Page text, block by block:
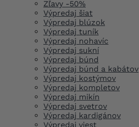
Zľavy -50%
Výpredaj šiat
Výpredaj blúzok
Výpredaj tuník
Výpredaj nohavíc
Výpredaj sukní
Výpredaj búnd
Výpredaj búnd a kabátov
Výpredaj kostýmov
Výpredaj kompletov
Výpredaj mikín
Výpredaj svetrov
Výpredaj kardigánov
Výpredaj viest